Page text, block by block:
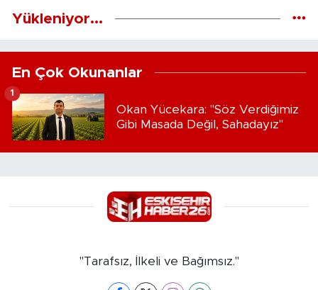
Yükleniyor...
En Çok Okunanlar
Okan Yücekara: "Söz Verdiğimiz
Gibi Masada Değil, Sahadayız"
1
"Tarafsız, İlkeli ve Bağımsız."